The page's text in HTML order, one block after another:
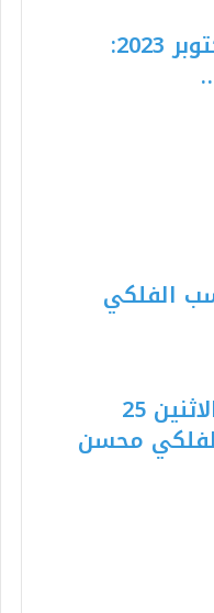
حظك ليوم الأحد 1 أكتوبر 2023:
الفلكي
توقعات الابراج ليوم الاثنين 25
حسب الفلكي محسن